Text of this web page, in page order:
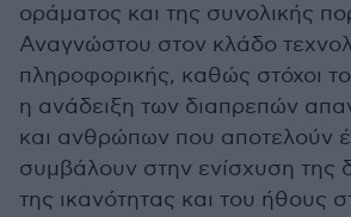
οράματος και της συνολικής
Αναγνώστου στον κλάδο
πληροφορικής, καθώς στόχοι
η ανάδειξη των διαπρεπών
και ανθρώπων που αποτελούν
συμβάλουν στην ενίσχυση της
της ικανότητας και του ήθους